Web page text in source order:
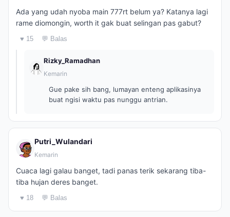
Ada yang udah nyoba main 777rt belum ya? Katanya lagi
rame diomongin, worth it gak buat selingan pas gabut?
♥ 15 💬 Balas
Rizky_Ramadhan
Kemarin
Gue pake sih bang, lumayan enteng aplikasinya
buat ngisi waktu pas nunggu antrian.
Putri_Wulandari
Kemarin
Cuaca lagi galau banget, tadi panas terik sekarang tiba-
tiba hujan deres banget.
♥ 18 💬 Balas